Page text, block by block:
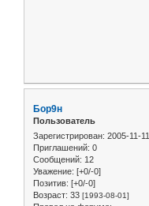
Бор9н
Пользователь
Зарегистрирован: 2005-11-11
Приглашений: 0
Сообщений: 12
Уважение: [+0/-0]
Позитив: [+0/-0]
Возраст: 33 [1993-08-01]